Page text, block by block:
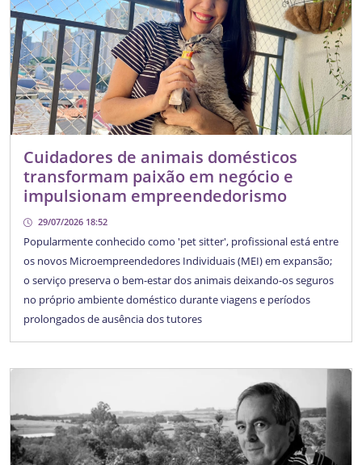
Cuidadores de animais domésticos
transformam paixão em negócio e
impulsionam empreendedorismo
29/07/2026 18:52
Popularmente conhecido como 'pet sitter', profissional está entre
os novos Microempreendedores Individuais (MEI) em expansão;
o serviço preserva o bem-estar dos animais deixando-os seguros
no próprio ambiente doméstico durante viagens e períodos
prolongados de ausência dos tutores